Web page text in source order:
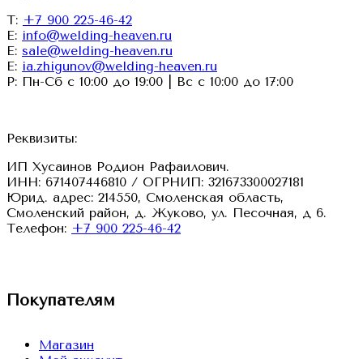
Т: +7 900 225-46-42
E: info@welding-heaven.ru
E: sale@welding-heaven.ru
E: ia.zhigunov@welding-heaven.ru
Р: Пн-Сб с 10:00 до 19:00 | Вс с 10:00 до 17:00
Реквизиты:
ИП Хусаинов Родион Рафаилович.
ИНН: 671407446810 / ОГРНИП: 321673300027181
Юрид. адрес: 214550, Смоленская область,
Смоленский район, д. Жуково, ул. Песочная, д 6.
Телефон: +7 900 225-46-42
Покупателям
Магазин